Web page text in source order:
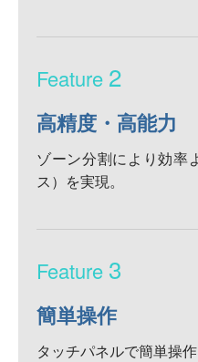
2
高精度・高能力
ゾーン分割により効率
ス）を実現。
3
簡単操作
タッチパネルで簡単操作